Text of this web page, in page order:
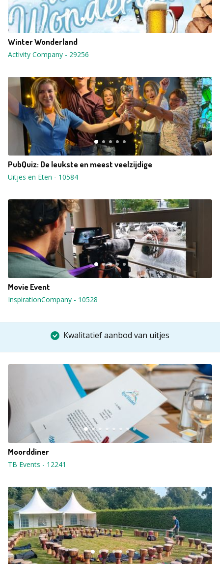
Winter Wonderland
Activity Company - 29256
PubQuiz: De leukste en meest veelzijdige
Uitjes en Eten - 10584
Movie Event
InspirationCompany - 10528
Kwalitatief aanbod van uitjes
Moorddiner
TB Events - 12241